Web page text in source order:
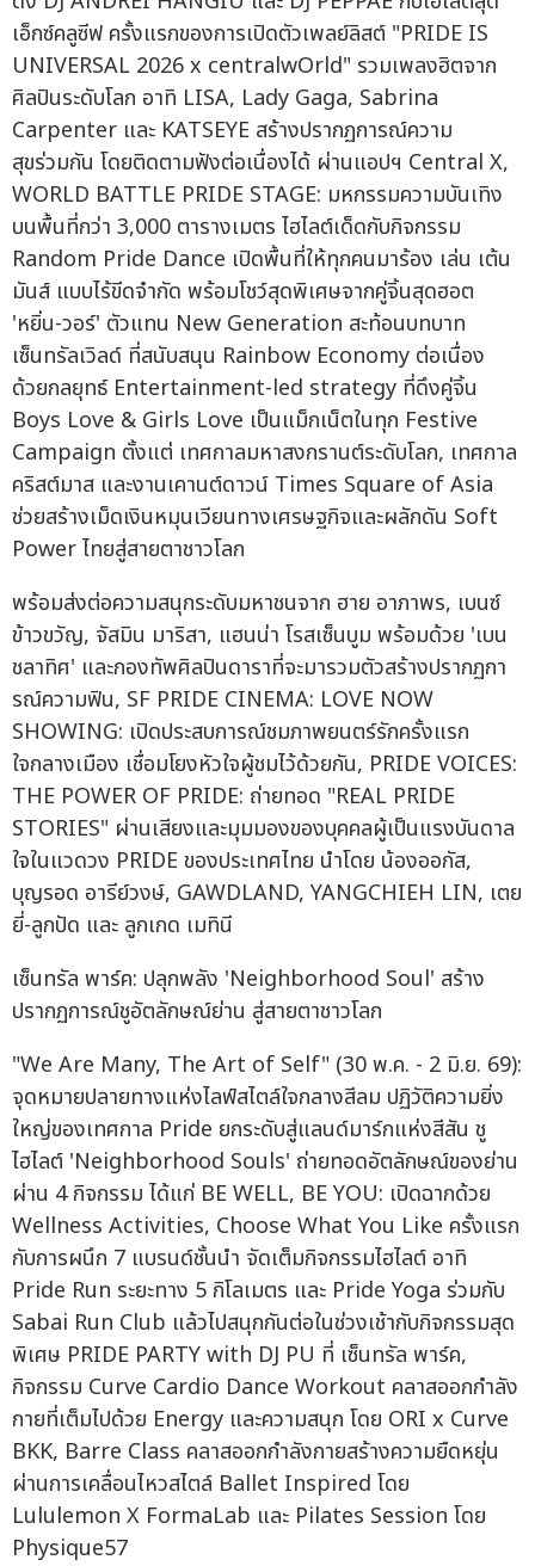
เอ็กซ์คลูซีฟ ครั้งแรกของการเปิดตัวเพลย์ลิสต์ "PRIDE IS
UNIVERSAL 2026 x centralwOrld" รวมเพลงฮิตจาก
ศิลปินระดับโลก อาทิ LISA, Lady Gaga, Sabrina
Carpenter และ KATSEYE สร้างปรากฏการณ์ความ
สุขร่วมกัน โดยติดตามฟังต่อเนื่องได้ ผ่านแอปฯ Central X,
WORLD BATTLE PRIDE STAGE: มหกรรมความบันเทิง
บนพื้นที่กว่า 3,000 ตารางเมตร ไฮไลต์เด็ดกับกิจกรรม
Random Pride Dance เปิดพื้นที่ให้ทุกคนมาร้อง เล่น เต้น
มันส์ แบบไร้ขีดจำกัด พร้อมโชว์สุดพิเศษจากคู่จิ้นสุดฮอต
'หยิ่น-วอร์' ตัวแทน New Generation สะท้อนบทบาท
เซ็นทรัลเวิลด์ ที่สนับสนุน Rainbow Economy ต่อเนื่อง
ด้วยกลยุทธ์ Entertainment-led strategy ที่ดึงคู่จิ้น
Boys Love & Girls Love เป็นแม็กเน็ตในทุก Festive
Campaign ตั้งแต่ เทศกาลมหาสงกรานต์ระดับโลก, เทศกาล
คริสต์มาส และงานเคานต์ดาวน์ Times Square of Asia
ช่วยสร้างเม็ดเงินหมุนเวียนทางเศรษฐกิจและผลักดัน Soft
Power ไทยสู่สายตาชาวโลก
พร้อมส่งต่อความสนุกระดับมหาชนจาก ฮาย อาภาพร, เบนซ์
ข้าวขวัญ, จัสมิน มาริสา, แฮนน่า โรสเซ็นบูม พร้อมด้วย 'เบน
ชลาทิศ' และกองทัพศิลปินดาราที่จะมารวมตัวสร้างปรากฏกา
รณ์ความฟิน, SF PRIDE CINEMA: LOVE NOW
SHOWING: เปิดประสบการณ์ชมภาพยนตร์รักครั้งแรก
ใจกลางเมือง เชื่อมโยงหัวใจผู้ชมไว้ด้วยกัน, PRIDE VOICES:
THE POWER OF PRIDE: ถ่ายทอด "REAL PRIDE
STORIES" ผ่านเสียงและมุมมองของบุคคลผู้เป็นแรงบันดาล
ใจในแวดวง PRIDE ของประเทศไทย นำโดย น้องออกัส,
บุญรอด อารีย์วงษ์, GAWDLAND, YANGCHIEH LIN, เตย
ยี่-ลูกปัด และ ลูกเกด เมทินี
เซ็นทรัล พาร์ค: ปลุกพลัง 'Neighborhood Soul' สร้าง
ปรากฏการณ์ชูอัตลักษณ์ย่าน สู่สายตาชาวโลก
"We Are Many, The Art of Self" (30 พ.ค. - 2 มิ.ย. 69):
จุดหมายปลายทางแห่งไลฟ์สไตล์ใจกลางสีลม ปฏิวัติความยิ่ง
ใหญ่ของเทศกาล Pride ยกระดับสู่แลนด์มาร์กแห่งสีสัน ชู
ไฮไลต์ 'Neighborhood Souls' ถ่ายทอดอัตลักษณ์ของย่าน
ผ่าน 4 กิจกรรม ได้แก่ BE WELL, BE YOU: เปิดฉากด้วย
Wellness Activities, Choose What You Like ครั้งแรก
กับการผนึก 7 แบรนด์ชั้นนำ จัดเต็มกิจกรรมไฮไลต์ อาทิ
Pride Run ระยะทาง 5 กิโลเมตร และ Pride Yoga ร่วมกับ
Sabai Run Club แล้วไปสนุกกันต่อในช่วงเช้ากับกิจกรรมสุด
พิเศษ PRIDE PARTY with DJ PU ที่ เซ็นทรัล พาร์ค,
กิจกรรม Curve Cardio Dance Workout คลาสออกกำลัง
กายที่เต็มไปด้วย Energy และความสนุก โดย ORI x Curve
BKK, Barre Class คลาสออกกำลังกายสร้างความยืดหยุ่น
ผ่านการเคลื่อนไหวสไตล์ Ballet Inspired โดย
Lululemon X FormaLab และ Pilates Session โดย
Physique57